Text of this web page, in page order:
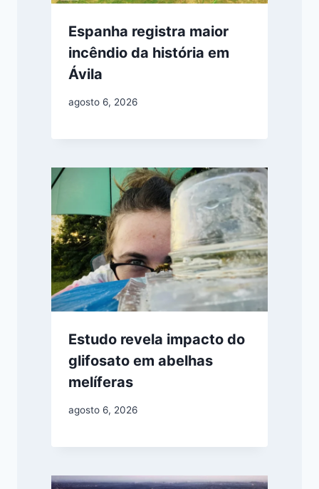
Espanha registra maior
incêndio da história em
Ávila
agosto 6, 2026
Estudo revela impacto do
glifosato em abelhas
melíferas
agosto 6, 2026